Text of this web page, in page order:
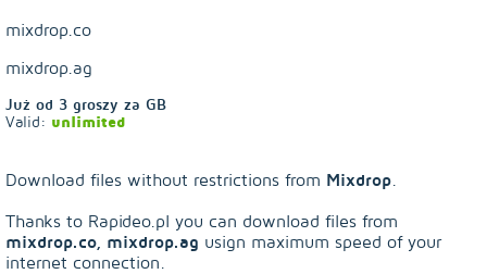
mixdrop.co
mixdrop.ag
Już od 3 groszy za GB
Valid: unlimited
Download files without restrictions from Mixdrop
Thanks to Rapideo.pl you can download files from
mixdrop.co, mixdrop.ag usign maximum speed of your
internet connection.